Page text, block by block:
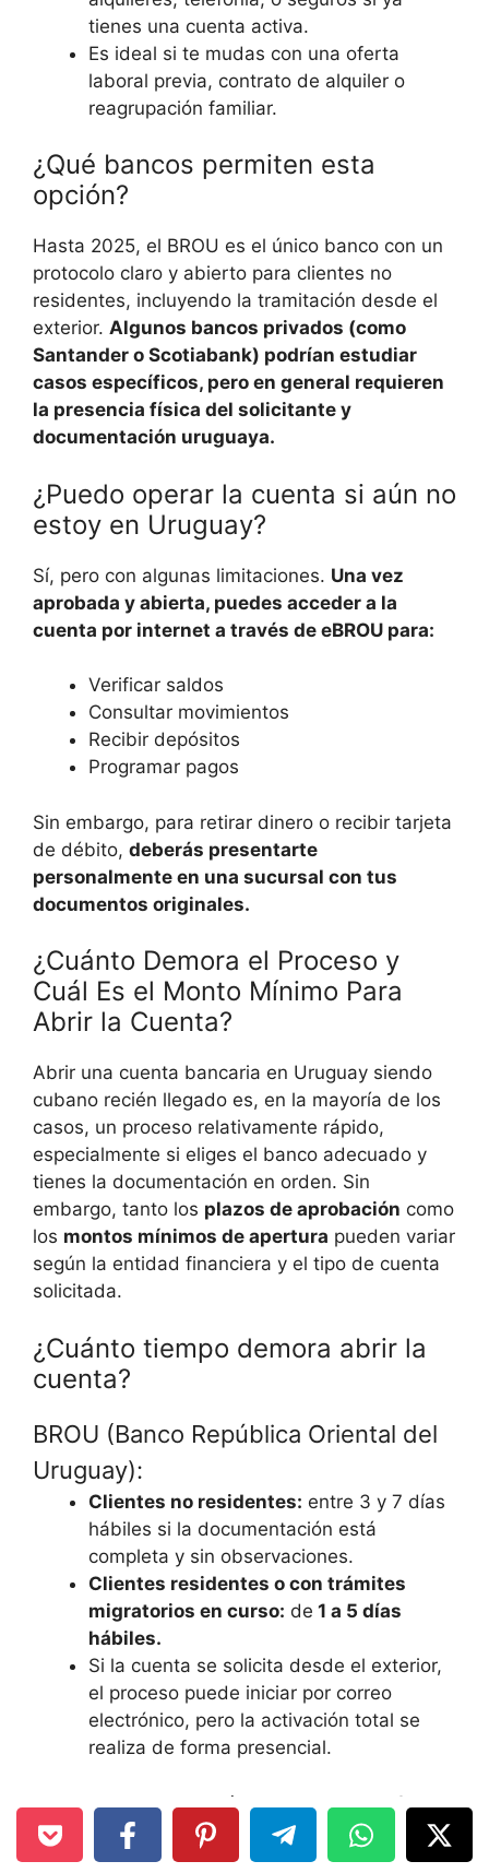
tienes una cuenta activa.
Es ideal si te mudas con una oferta
laboral previa, contrato de alquiler o
reagrupación familiar.
¿Qué bancos permiten esta
opción?
Hasta 2025, el BROU es el único banco con un
protocolo claro y abierto para clientes no
residentes, incluyendo la tramitación desde el
exterior. Algunos bancos privados (como
Santander o Scotiabank) podrían estudiar
casos específicos, pero en general requieren
la presencia física del solicitante y
documentación uruguaya.
¿Puedo operar la cuenta si aún no
estoy en Uruguay?
Sí, pero con algunas limitaciones. Una vez
aprobada y abierta, puedes acceder a la
cuenta por internet a través de eBROU para:
Verificar saldos
Consultar movimientos
Recibir depósitos
Programar pagos
Sin embargo, para retirar dinero o recibir tarjeta
de débito, deberás presentarte
personalmente en una sucursal con tus
documentos originales.
¿Cuánto Demora el Proceso y
Cuál Es el Monto Mínimo Para
Abrir la Cuenta?
Abrir una cuenta bancaria en Uruguay siendo
cubano recién llegado es, en la mayoría de los
casos, un proceso relativamente rápido,
especialmente si eliges el banco adecuado y
tienes la documentación en orden. Sin
embargo, tanto los plazos de aprobación como
los montos mínimos de apertura pueden variar
según la entidad financiera y el tipo de cuenta
solicitada.
¿Cuánto tiempo demora abrir la
cuenta?
BROU (Banco República Oriental del
Uruguay):
Clientes no residentes: entre 3 y 7 días
hábiles si la documentación está
completa y sin observaciones.
Clientes residentes o con trámites
migratorios en curso: de 1 a 5 días
hábiles.
Si la cuenta se solicita desde el exterior,
el proceso puede iniciar por correo
electrónico, pero la activación total se
realiza de forma presencial.
Bancos privados (Santander, Itaú,
Scotiabank):